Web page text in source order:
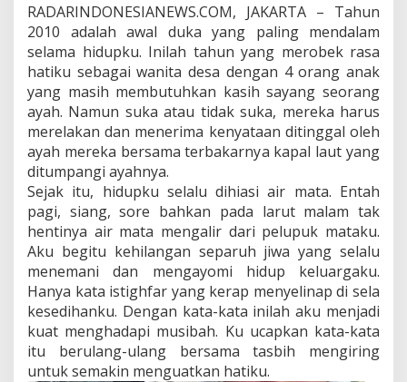
RADARINDONESIANEWS.COM, JAKARTA – Tahun
2010 adalah awal duka yang paling mendalam
selama hidupku. Inilah tahun yang merobek rasa
hatiku sebagai wanita desa dengan 4 orang anak
yang masih membutuhkan kasih sayang seorang
ayah. Namun suka atau tidak suka, mereka harus
merelakan dan menerima kenyataan ditinggal oleh
ayah mereka bersama terbakarnya kapal laut yang
ditumpangi ayahnya.
Sejak itu, hidupku selalu dihiasi air mata. Entah
pagi, siang, sore bahkan pada larut malam tak
hentinya air mata mengalir dari pelupuk mataku.
Aku begitu kehilangan separuh jiwa yang selalu
menemani dan mengayomi hidup keluargaku.
Hanya kata istighfar yang kerap menyelinap di sela
kesedihanku. Dengan kata-kata inilah aku menjadi
kuat menghadapi musibah. Ku ucapkan kata-kata
itu berulang-ulang bersama tasbih mengiring
untuk semakin menguatkan hatiku.